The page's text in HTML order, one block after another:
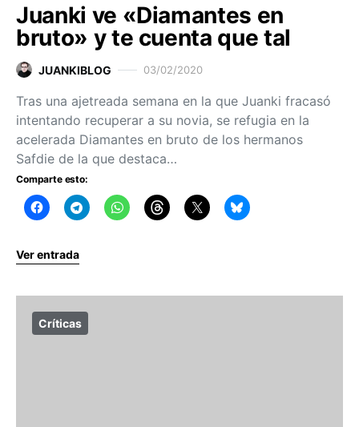
Juanki ve «Diamantes en
bruto» y te cuenta que tal
JUANKIBLOG 03/02/2020
Tras una ajetreada semana en la que Juanki fracasó
intentando recuperar a su novia, se refugia en la
acelerada Diamantes en bruto de los hermanos
Safdie de la que destaca…
Comparte esto:
Ver entrada
Críticas